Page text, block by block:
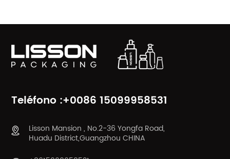
Teléfono :+0086 15099958531
Lisson Mansion , No.2-36 Yongfa Road,
Huadu District,Guangzhou CHINA